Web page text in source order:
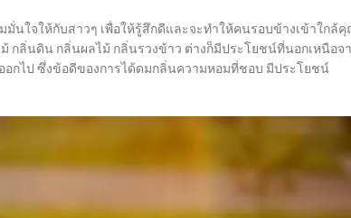
นใจให้กับสาวๆ เพื่อให้รู้สึกดีและจะทำให้คนรอบข้างเข้าใกล้
กลิ่นดิน กลิ่นผลไม้ กลิ่นรวงข้าว ต่างก็มีประโยชน์ที่นอกเหนือจ
กไป ซึ่งข้อดีของการได้ดมกลิ่นความหอมที่ชอบ มีประโยชน์